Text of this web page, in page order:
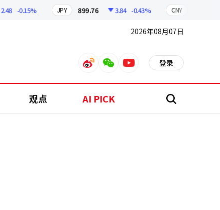
-0.15% JPY 899.76 3.84 -0.43% CNY 210.96
2026年08月07日
weiboweixinyoutube 登录
观点 AI PICK 搜